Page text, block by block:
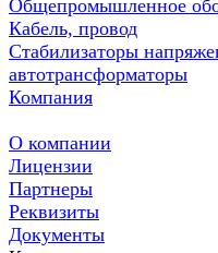
Общепромышленное
Кабель, провод
Стабилизаторы
автотрансформаторы
Компания
О компании
Лицензии
Партнеры
Реквизиты
Документы